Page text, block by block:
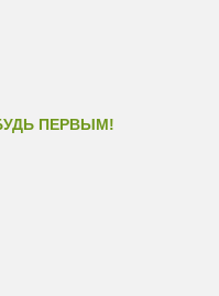
ПЕРВЫМ!